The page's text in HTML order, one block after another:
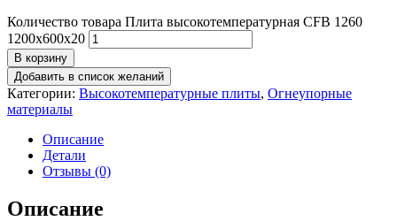
Количество товара Плита высокотемпературная CFB 1260
1200x600x20
В корзину
Добавить в список желаний
Категории: Высокотемпературные плиты, Огнеупорные
материалы
Описание
Детали
Отзывы (0)
Описание